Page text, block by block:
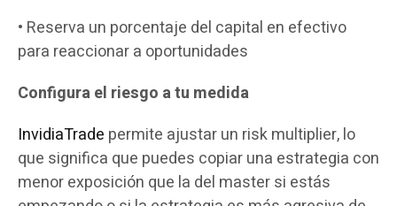
• Reserva un porcentaje del capital en efectivo
para reaccionar a oportunidades
Configura el riesgo a tu medida
InvidiaTrade permite ajustar un risk multiplier, lo
que significa que puedes copiar una estrategia con
menor exposición que la del master si estás